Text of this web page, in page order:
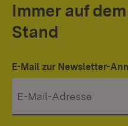
Immer auf
Stand
E-Mail zur Newsletter-